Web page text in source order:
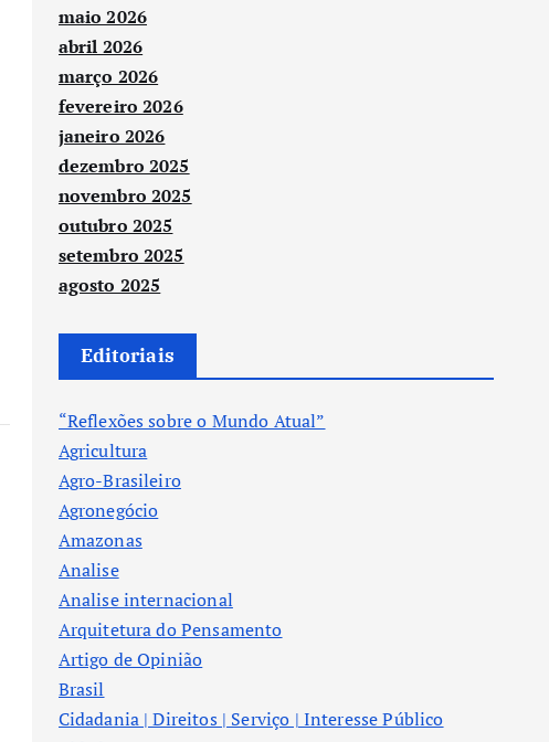
maio 2026
abril 2026
março 2026
fevereiro 2026
janeiro 2026
dezembro 2025
novembro 2025
outubro 2025
setembro 2025
agosto 2025
Editoriais
“Reflexões sobre o Mundo Atual”
Agricultura
Agro-Brasileiro
Agronegócio
Amazonas
Analise
Analise internacional
Arquitetura do Pensamento
Artigo de Opinião
Brasil
Cidadania | Direitos | Serviço | Interesse Público